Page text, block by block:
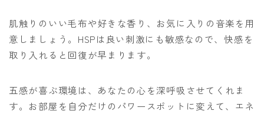
肌触りのいい毛布や好きな香り、お気に入りの音楽を用
意しましょう。HSPは良い刺激にも敏感なので、快感を
取り入れると回復が早まります。
五感が喜ぶ環境は、あなたの心を深呼吸させてくれま
す。お部屋を自分だけのパワースポットに変えて、エネ